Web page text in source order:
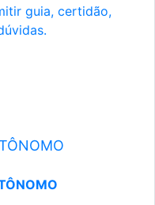
guia, certidão,